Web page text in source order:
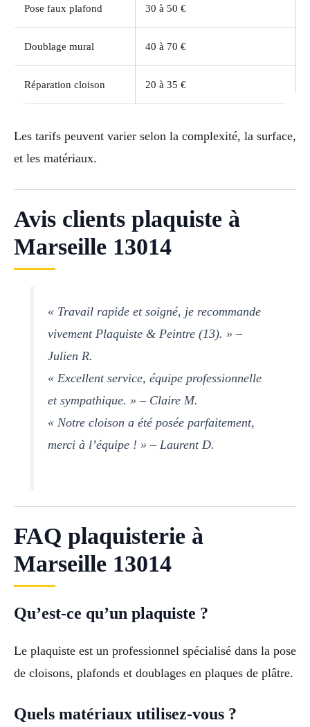
Pose faux plafond 30 à 50 €
Doublage mural 40 à 70 €
Réparation cloison 20 à 35 €
Les tarifs peuvent varier selon la complexité, la surface,
et les matériaux.
Avis clients plaquiste à
Marseille 13014
« Travail rapide et soigné, je recommande
vivement Plaquiste & Peintre (13). » –
Julien R.
« Excellent service, équipe professionnelle
et sympathique. » – Claire M.
« Notre cloison a été posée parfaitement,
merci à l’équipe ! » – Laurent D.
FAQ plaquisterie à
Marseille 13014
Qu’est-ce qu’un plaquiste ?
Le plaquiste est un professionnel spécialisé dans la pose
de cloisons, plafonds et doublages en plaques de plâtre.
Quels matériaux utilisez-vous ?